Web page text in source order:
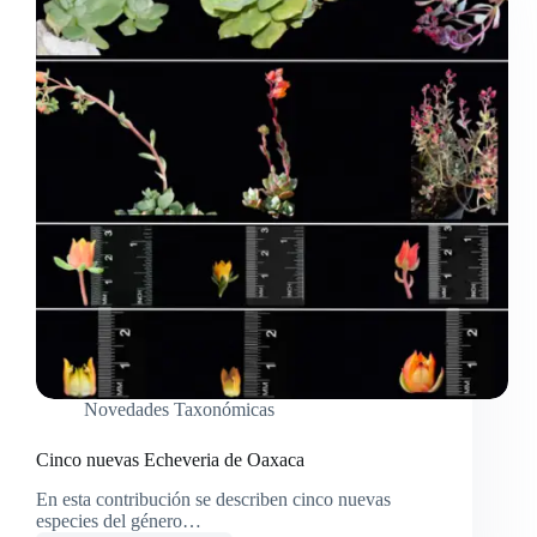
Novedades Taxonómicas
Cinco nuevas Echeveria de Oaxaca
En esta contribución se describen cinco nuevas
especies del género…